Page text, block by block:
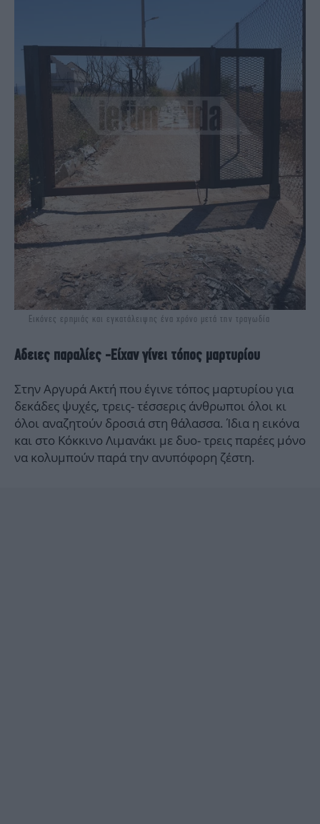
Εικόνες ερημιάς και εγκατάλειψης ένα χρόνο μετά την τραγωδία
Αδειες παραλίες -Είχαν γίνει τόπος μαρτυρίου
Στην Αργυρά Ακτή που έγινε τόπος μαρτυρίου για
δεκάδες ψυχές, τρεις- τέσσερις άνθρωποι όλοι κι
όλοι αναζητούν δροσιά στη θάλασσα. Ίδια η εικόνα
και στο Κόκκινο Λιμανάκι με δυο- τρεις παρέες μόνο
να κολυμπούν παρά την ανυπόφορη ζέστη.